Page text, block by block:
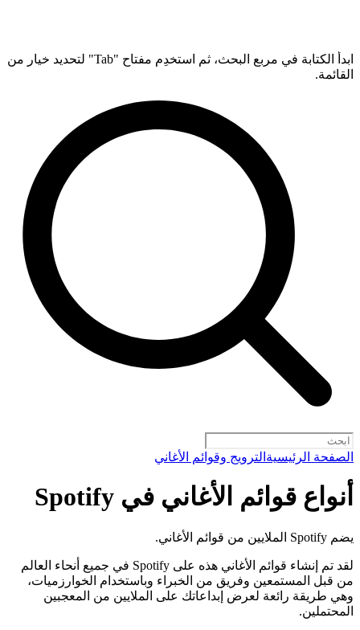
ابدأ الكتابة في مربع البحث، ثم استخدِم مفتاح "Tab" لتحديد خيار من
القائمة.
الصفحة الرئيسية الترويج وقوائم الأغاني
أنواع قوائم الأغاني في Spotify
يضم Spotify الملايين من قوائم الأغاني.
لقد تم إنشاء قوائم الأغاني هذه على Spotify في جميع أنحاء العالم
من قبل المستمعين وفريق من الخبراء وباستخدام الخوارزميات،
وهي طريقة رائعة لعرض إبداعاتك على الملايين من المعجبين
المحتملين.